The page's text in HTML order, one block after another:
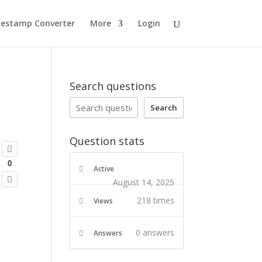
Converter More Login
0
Search questions
Search
Question stats
Active
August 14, 2025
Views 218 times
Answers 0 answers